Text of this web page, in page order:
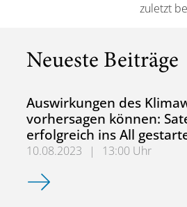
zuletzt
Neueste Beiträge
Auswirkungen des
vorhersagen können:
erfolgreich ins All
10.08.2023 |
13:00 Uhr
Auswirkungen des